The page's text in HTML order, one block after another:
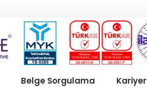
Belge Sorgulama Kariyer